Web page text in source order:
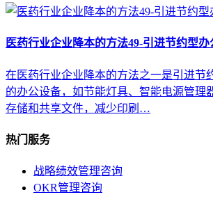
医药行业企业降本的方法49-引进节约型
在医药行业企业降本的方法之一是引进节
的办公设备，如节能灯具、智能电源管
存储和共享文件，减少印刷…
热门服务
战略绩效管理咨询
OKR管理咨询